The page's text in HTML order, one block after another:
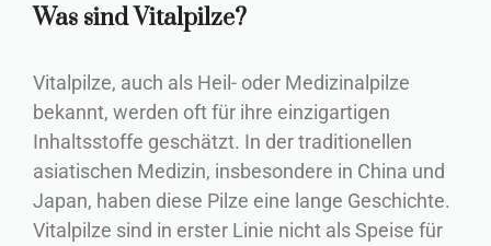
Was sind Vitalpilze?
Vitalpilze, auch als Heil- oder Medizinalpilze
bekannt, werden oft für ihre einzigartigen
Inhaltsstoffe geschätzt. In der traditionellen
asiatischen Medizin, insbesondere in China und
Japan, haben diese Pilze eine lange Geschichte.
Vitalpilze sind in erster Linie nicht als Speise für